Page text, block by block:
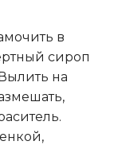
в
сироп
на